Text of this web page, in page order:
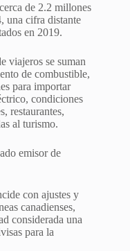
de 2.2 millones
una cifra distante
en 2019.
viajeros se suman
de combustible,
para importar
condiciones
restaurantes,
al turismo.
emisor de
con ajustes y
canadienses,
considerada una
para la